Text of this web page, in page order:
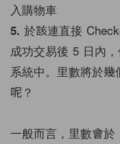
入購物車
5. 於該連直接
成功交易後 5 日內
系統中。里數將於
呢？
一般而言，里數會